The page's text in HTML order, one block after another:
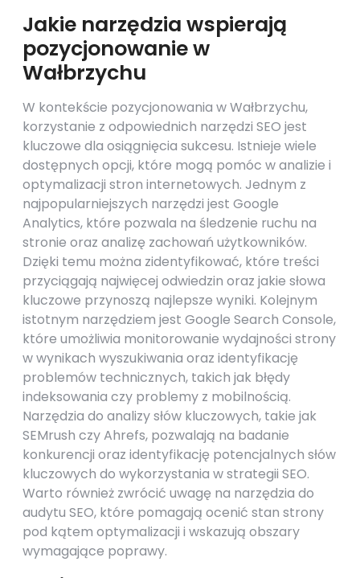
Jakie narzędzia wspierają
pozycjonowanie w
Wałbrzychu
W kontekście pozycjonowania w Wałbrzychu,
korzystanie z odpowiednich narzędzi SEO jest
kluczowe dla osiągnięcia sukcesu. Istnieje wiele
dostępnych opcji, które mogą pomóc w analizie i
optymalizacji stron internetowych. Jednym z
najpopularniejszych narzędzi jest Google
Analytics, które pozwala na śledzenie ruchu na
stronie oraz analizę zachowań użytkowników.
Dzięki temu można zidentyfikować, które treści
przyciągają najwięcej odwiedzin oraz jakie słowa
kluczowe przynoszą najlepsze wyniki. Kolejnym
istotnym narzędziem jest Google Search Console,
które umożliwia monitorowanie wydajności strony
w wynikach wyszukiwania oraz identyfikację
problemów technicznych, takich jak błędy
indeksowania czy problemy z mobilnością.
Narzędzia do analizy słów kluczowych, takie jak
SEMrush czy Ahrefs, pozwalają na badanie
konkurencji oraz identyfikację potencjalnych słów
kluczowych do wykorzystania w strategii SEO.
Warto również zwrócić uwagę na narzędzia do
audytu SEO, które pomagają ocenić stan strony
pod kątem optymalizacji i wskazują obszary
wymagające poprawy.